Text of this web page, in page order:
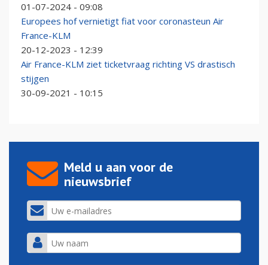
01-07-2024 - 09:08
Europees hof vernietigt fiat voor coronasteun Air
France-KLM
20-12-2023 - 12:39
Air France-KLM ziet ticketvraag richting VS drastisch
stijgen
30-09-2021 - 10:15
Meld u aan voor de
nieuwsbrief